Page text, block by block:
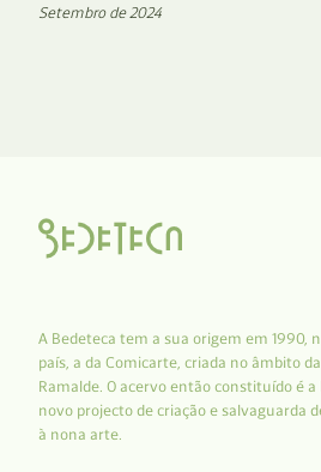
Setembro de 2024
A Bedeteca tem a sua origem em 1990,
país, a da Comicarte, criada no âmbito
Ramalde. O acervo então constituído é
novo projecto de criação e salvaguarda
à nona arte.